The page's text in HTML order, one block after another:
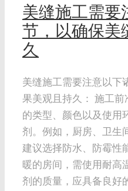
美缝施工需要
节，以确保美
久
美缝施工需要注意以下
果美观且持久： 施工
的类型、颜色以及使用
剂。例如，厨房、卫生
建议选择防水、防霉性
暖的房间，需使用耐高
剂的质量，应具备良好